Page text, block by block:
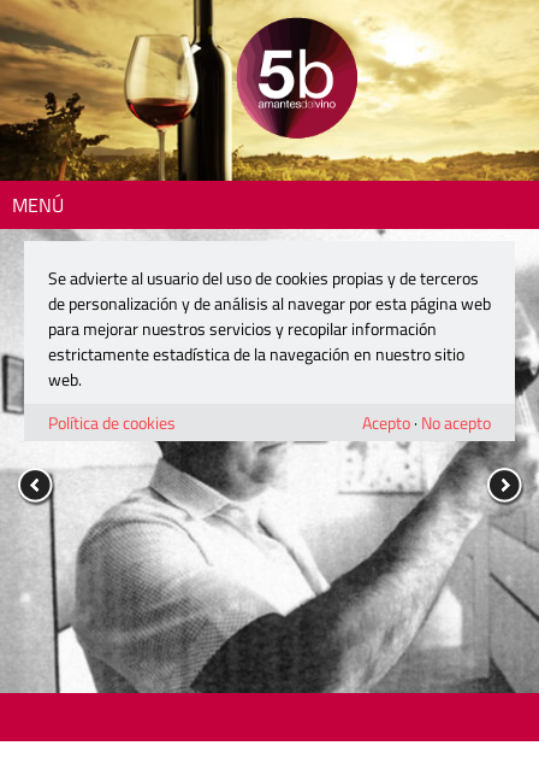
MENÚ
Se advierte al usuario del uso de cookies propias y de terceros
de personalización y de análisis al navegar por esta página web
para mejorar nuestros servicios y recopilar información
estrictamente estadística de la navegación en nuestro sitio
web.
Política de cookies
Acepto· No acepto